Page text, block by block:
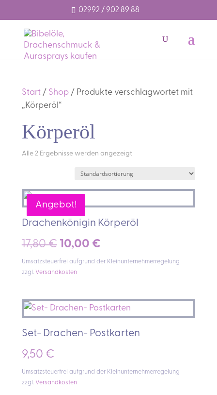
02992 / 902 89 88
Start/ Shop/ Produkte verschlagwortet mit
„Körperöl“
Körperöl
Alle 2 Ergebnisse werden angezeigt
Angebot!
Drachenkönigin Körperöl
17,80€ Ursprünglicher
Preis
17,80 €
10,00 €Aktueller
Preis
10,00 €.
Umsatzsteuerfrei aufgrund der Kleinunternehmerregelung
zzgl. Versandkosten
Set- Drachen- Postkarten
9,50 €
Umsatzsteuerfrei aufgrund der Kleinunternehmerregelung
zzgl. Versandkosten